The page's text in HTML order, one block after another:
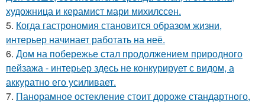
художница и керамист мари михилссен.
5. Когда гастрономия становится образом жизни,
интерьер начинает работать на неё.
6. Дом на побережье стал продолжением природного
пейзажа - интерьер здесь не конкурирует с видом, а
аккуратно его усиливает.
7. Панорамное остекление стоит дороже стандартного,